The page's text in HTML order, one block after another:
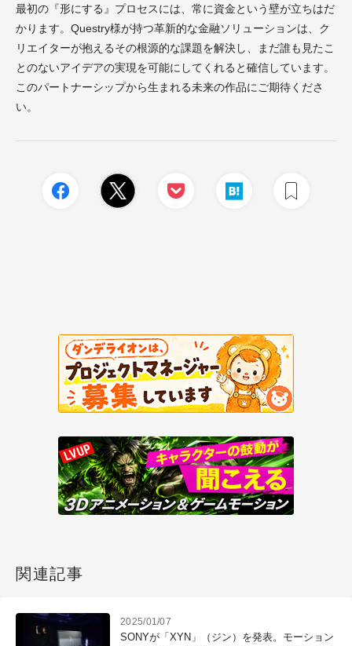
最初の『形にする』プロセスには、常に資金という壁が立ちはだ
かります。Questry様が持つ革新的な金融ソリューションは、ク
リエイターが抱えるその根源的な課題を解決し、まだ誰も見たこ
とのないアイデアの実現を可能にしてくれると確信しています。
このパートナーシップから生まれる未来の作品にご期待くださ
い。
関連記事
2025/01/07
SONYが「XYN」（ジン）を発表。モーション